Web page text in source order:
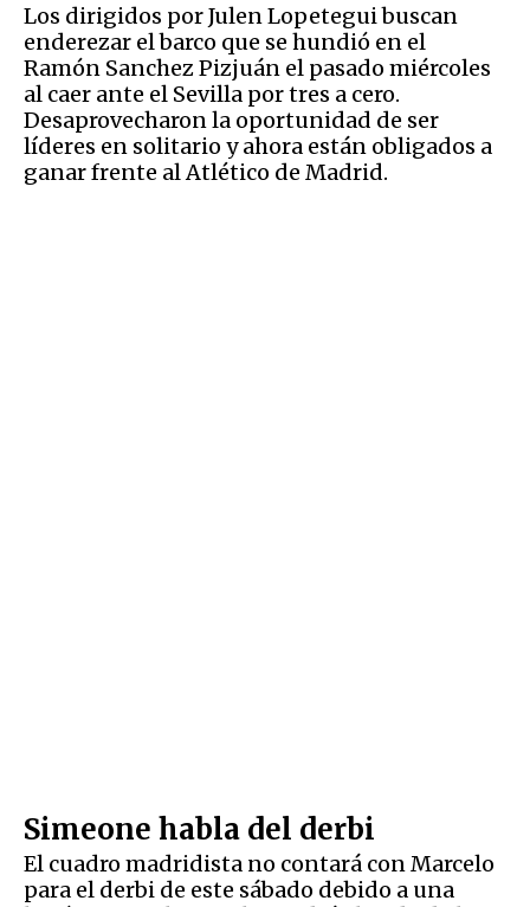
Los dirigidos por Julen Lopetegui buscan
enderezar el barco que se hundió en el
Ramón Sanchez Pizjuán el pasado miércoles
al caer ante el Sevilla por tres a cero.
Desaprovecharon la oportunidad de ser
líderes en solitario y ahora están obligados a
ganar frente al Atlético de Madrid.
Simeone habla del derbi
El cuadro madridista no contará con Marcelo
para el derbi de este sábado debido a una